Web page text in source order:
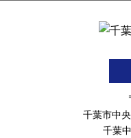
千葉市中
千葉